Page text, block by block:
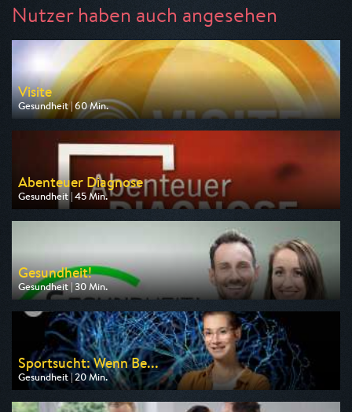
Nutzer haben auch angesehen
Visite
Gesundheit | 60 Min.
Ausgestrahlt von NDR
am 11.08.2026, 20:15
Abenteuer Diagnose
Gesundheit | 45 Min.
Ausgestrahlt von HR
am 10.08.2026, 20:15
Gesundheit!
Gesundheit | 30 Min.
Ausgestrahlt von BR
am 09.08.2026, 06:00
Sportsucht: Wenn Be...
Gesundheit | 20 Min.
Ausgestrahlt von ZDF neo
am 09.08.2026, 06:55